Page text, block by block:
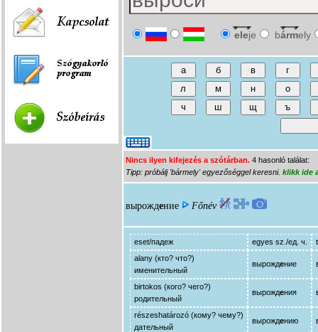
eleje bármely
Nincs ilyen kifejezés a szótárban. 4 hasonló találat:
Tipp: próbálj 'bármely' egyezőséggel keresni. klikk ide
вырождение Főnév
eset/падеж egyes sz./ед. ч.
alany (кто? что?)
именительный
вырождение
birtokos (кого? чего?)
родительный
вырождения
részeshatározó (кому? чему?)
дательный
вырождению